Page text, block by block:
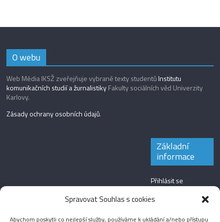
Spravovat Souhlas s cookies
Abychom poskytli co nejlepší služby, používáme k ukládání a/nebo přístupu
O webu
Web Média IKSŽ zveřejňuje vybrané texty studentůInstitutu
komunikačních studií a žurnalistikyFakulty sociálních věd Univerzity
Karlovy.
Zásady ochrany osobních údajů.
Základní
informace
Přihlásit se
Zdroj kanálů